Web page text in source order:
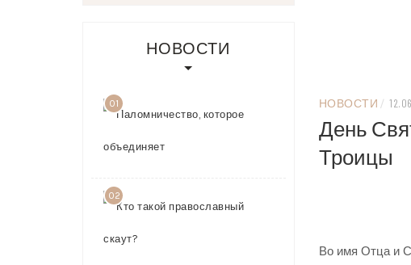
НОВОСТИ /
День
Во имя Отца и
НОВОСТИ
01
Паломничество,
которое
объединяет
03.08.2026
02
23.07.2026